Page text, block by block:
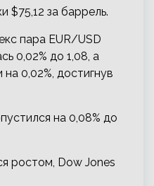
$75,12 за баррель.
пара EUR/USD
0,02% до 1,08, а
0,02%, достигнув
на 0,08% до
ростом, Dow Jones